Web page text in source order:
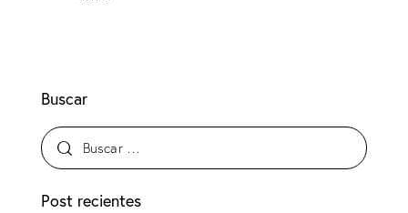
Buscar
Post recientes